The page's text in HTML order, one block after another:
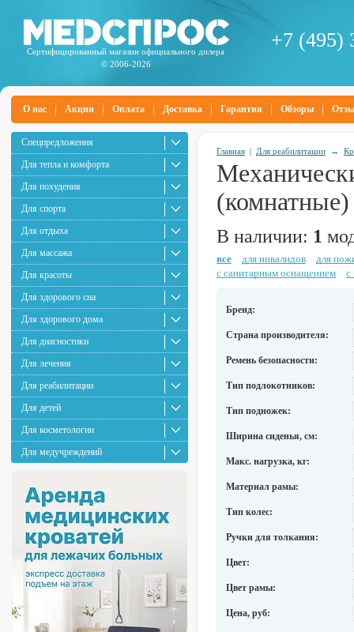
Сертифицированный магазин официального дилера
© 2006-2026
+7 (495)
О нас Акции Оплата Доставка Гарантия Обзоры
Спецпредложения
Для тепла и комфорта
Для похудения
Для спорта
Для отдыха
Для массажа
Для красоты
Для здорового сна
Для здорового дома
Для диагностики
Для лечения
Для реабилитации
Для детей
Для косметологии
Для медучреждений
Главная | Для реабилитации →
(комнатные)
В наличии: 1
все для инвалидов
для
с санитарным оснащением
с
Бренд:
Страна производителя:
Ремень безопасности:
Тип подлокотников:
Тип подножек:
Ширина сиденья, см:
Макс. нагрузка, кг:
Материал рамы:
Тип колес:
Ручки для толкания:
Цвет:
Цвет рамы:
Цена, руб: